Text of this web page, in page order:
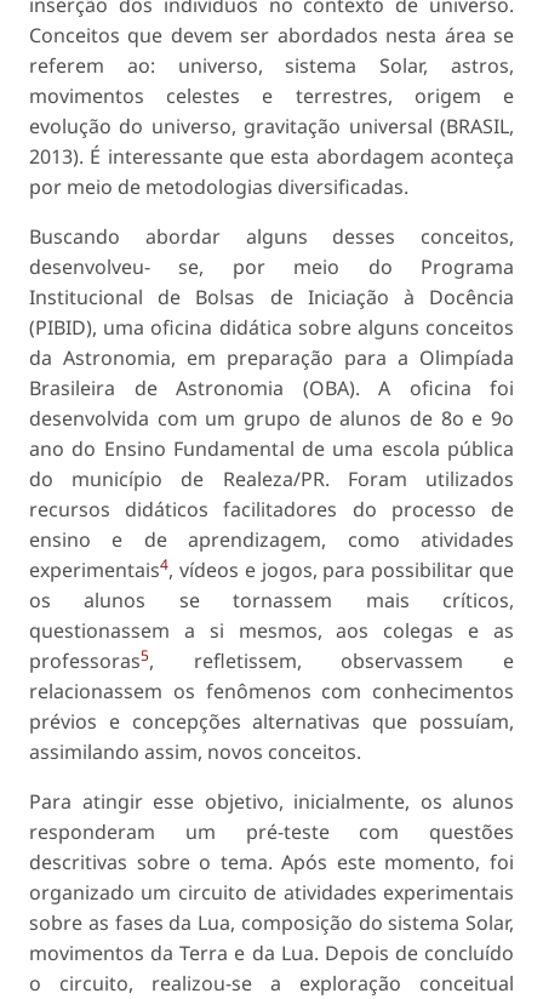
Conceitos que devem ser abordados nesta área se
referem ao: universo, sistema Solar, astros,
movimentos celestes e terrestres, origem e
evolução do universo, gravitação universal (BRASIL,
2013). É interessante que esta abordagem aconteça
por meio de metodologias diversificadas.
Buscando abordar alguns desses conceitos,
desenvolveu- se, por meio do Programa
Institucional de Bolsas de Iniciação à Docência
(PIBID), uma oficina didática sobre alguns conceitos
da Astronomia, em preparação para a Olimpíada
Brasileira de Astronomia (OBA). A oficina foi
desenvolvida com um grupo de alunos de 8o e 9o
ano do Ensino Fundamental de uma escola pública
do município de Realeza/PR. Foram utilizados
recursos didáticos facilitadores do processo de
ensino e de aprendizagem, como atividades
experimentais4, vídeos e jogos, para possibilitar que
os alunos se tornassem mais críticos,
questionassem a si mesmos, aos colegas e as
professoras5, refletissem, observassem e
relacionassem os fenômenos com conhecimentos
prévios e concepções alternativas que possuíam,
assimilando assim, novos conceitos.
Para atingir esse objetivo, inicialmente, os alunos
responderam um pré-teste com questões
descritivas sobre o tema. Após este momento, foi
organizado um circuito de atividades experimentais
sobre as fases da Lua, composição do sistema Solar,
movimentos da Terra e da Lua. Depois de concluído
o circuito, realizou-se a exploração conceitual